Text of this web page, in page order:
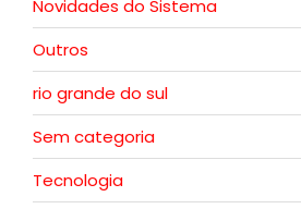
Novidades do Sistema
Outros
rio grande do sul
Sem categoria
Tecnologia